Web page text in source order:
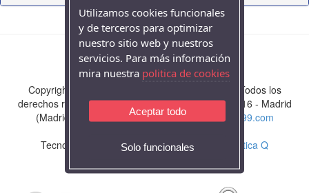
Copyright ©
Todos los
derechos reservadosC/ Costa Rica, 22 - Local 28016 - Madrid
(Madrid) - Tlf. 913450858 -loteria@laciguena199.com
Tecnología Profesional de Juegos por
Informática Q
Utilizamos cookies funcionales
y de terceros para optimizar
nuestro sitio web y nuestros
servicios. Para más información
mira nuestra politica de cookies
Aceptar todo
Solo funcionales